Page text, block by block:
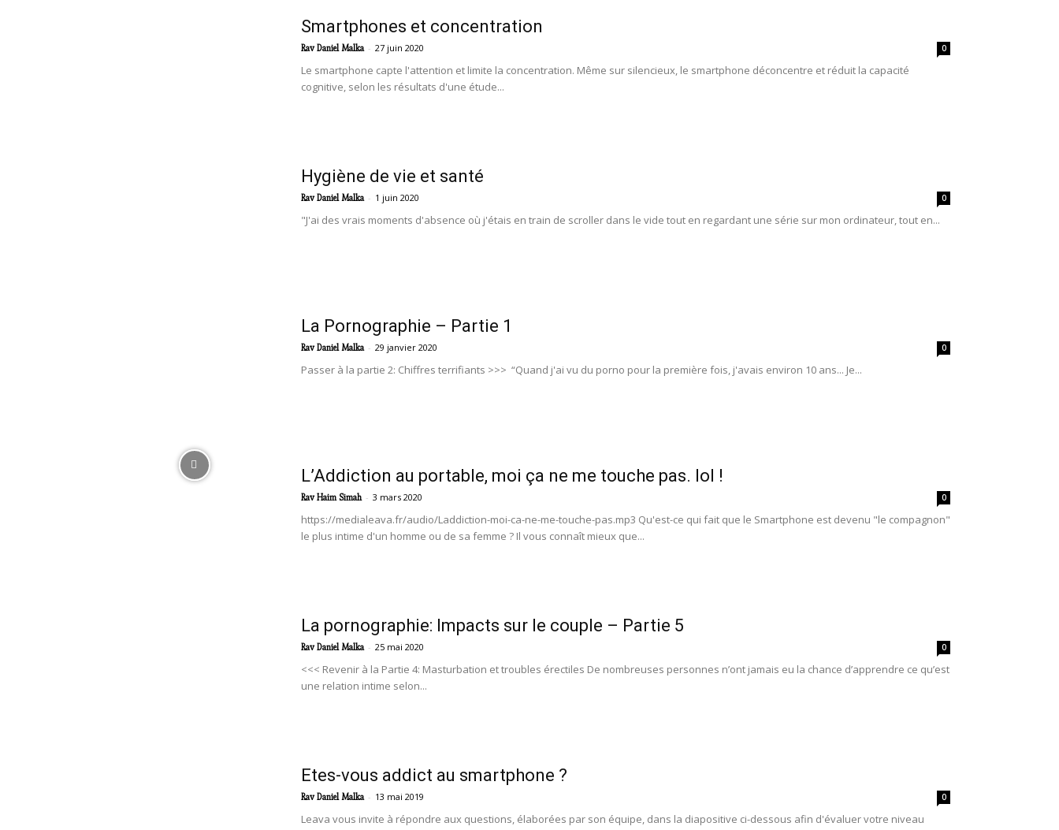
Smartphones et concentration
Rav Daniel Malka - 27 juin 2020 0
Le smartphone capte l'attention et limite la concentration. Même sur silencieux, le smartphone déconcentre et réduit la capacité
cognitive, selon les résultats d'une étude...
Hygiène de vie et santé
Rav Daniel Malka - 1 juin 2020 0
"J'ai des vrais moments d'absence où j'étais en train de scroller dans le vide tout en regardant une série sur mon ordinateur, tout en...
La Pornographie – Partie 1
Rav Daniel Malka - 29 janvier 2020 0
Passer à la partie 2: Chiffres terrifiants >>> “Quand j'ai vu du porno pour la première fois, j'avais environ 10 ans... Je...
L’Addiction au portable, moi ça ne me touche pas. lol !
Rav Haim Simah - 3 mars 2020 0
https://medialeava.fr/audio/Laddiction-moi-ca-ne-me-touche-pas.mp3 Qu'est-ce qui fait que le Smartphone est devenu "le compagnon"
le plus intime d'un homme ou de sa femme ? Il vous connaît mieux que...
La pornographie: Impacts sur le couple – Partie 5
Rav Daniel Malka - 25 mai 2020 0
<<< Revenir à la Partie 4: Masturbation et troubles érectiles De nombreuses personnes n’ont jamais eu la chance d’apprendre ce qu’est
une relation intime selon...
Etes-vous addict au smartphone ?
Rav Daniel Malka - 13 mai 2019 0
Leava vous invite à répondre aux questions, élaborées par son équipe, dans la diapositive ci-dessous afin d'évaluer votre niveau